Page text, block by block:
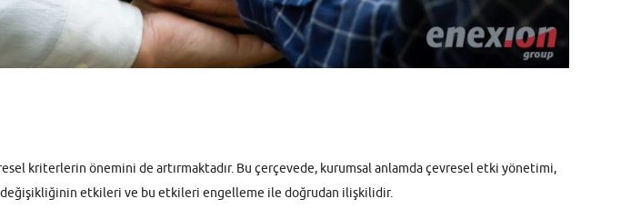
kriterlerin önemini de artırmaktadır. Bu çerçevede, kurumsal anlamda çevresel etki yönetimi,
değişikliğinin etkileri ve bu etkileri engelleme ile doğrudan ilişkilidir.